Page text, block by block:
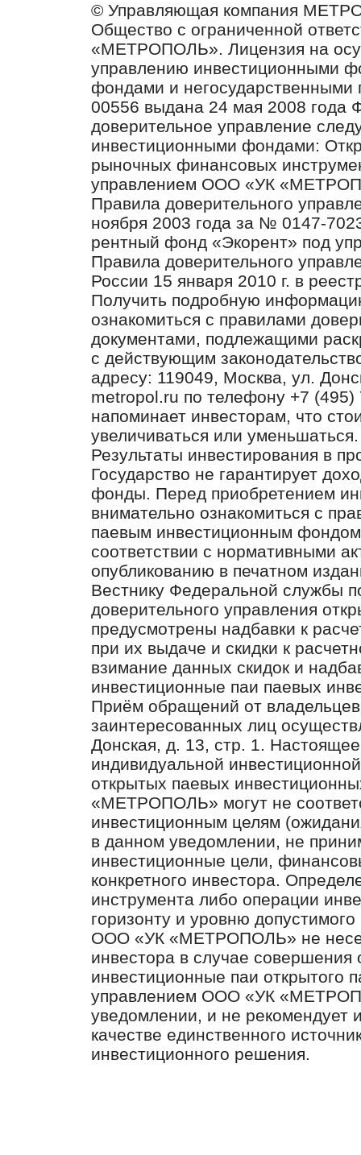
© Управляющая компания
Общество с ограниченной
«МЕТРОПОЛЬ». Лицензия на
управлению инвестиционными
фондами и
00556 выдана 24 мая 2008 года
доверительное управление
инвестиционными фондами:
рыночных финансовых
управлением ООО «УК
Правила доверительного
ноября 2003 года за № 0147-
рентный фонд «Экорент» под
Правила доверительного
России 15 января 2010 г. в
Получить подробную
ознакомиться с правилами
документами, подлежащими
с действующим
адресу: 119049, Москва, ул.
metropol.ru по телефону +7
напоминает инвесторам, что
увеличиваться или уменьшаться.
Результаты инвестирования в
Государство не гарантирует
фонды. Перед приобретением
внимательно ознакомиться с
паевым инвестиционным
соответствии с нормативными
опубликованию в печатном
Вестнику Федеральной службы
доверительного управления
предусмотрены надбавки к
при их выдаче и скидки к
взимание данных скидок и
инвестиционные паи паевых
Приём обращений от
заинтересованных лиц
Донская, д. 13, стр. 1.
индивидуальной
открытых паевых
«МЕТРОПОЛЬ» могут не
инвестиционным целям
в данном уведомлении, не
инвестиционные цели,
конкретного инвестора.
инструмента либо операции
горизонту и уровню
ООО «УК «МЕТРОПОЛЬ» не несет
инвестора в случае
инвестиционные паи открытого
управлением ООО «УК
уведомлении, и не рекомендует
качестве единственного
инвестиционного решения.